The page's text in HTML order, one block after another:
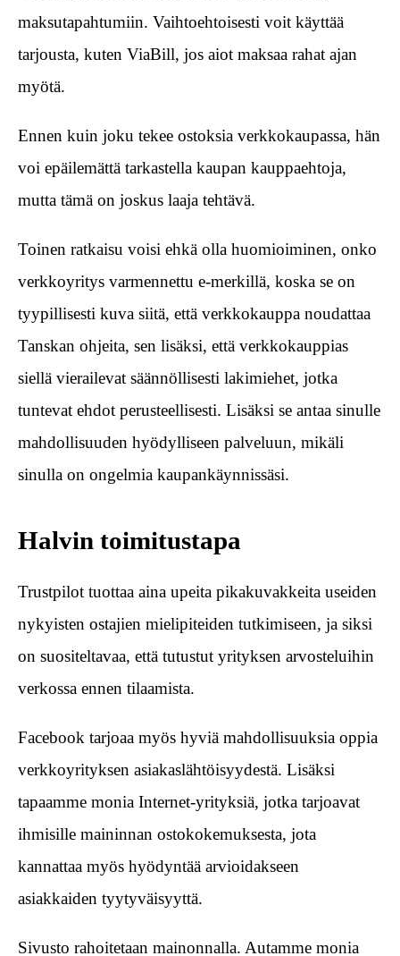
maksutapahtumiin. Vaihtoehtoisesti voit käyttää
tarjousta, kuten ViaBill, jos aiot maksaa rahat ajan
myötä.
Ennen kuin joku tekee ostoksia verkkokaupassa, hän
voi epäilemättä tarkastella kaupan kauppaehtoja,
mutta tämä on joskus laaja tehtävä.
Toinen ratkaisu voisi ehkä olla huomioiminen, onko
verkkoyritys varmennettu e-merkillä, koska se on
tyypillisesti kuva siitä, että verkkokauppa noudattaa
Tanskan ohjeita, sen lisäksi, että verkkokauppias
siellä vierailevat säännöllisesti lakimiehet, jotka
tuntevat ehdot perusteellisesti. Lisäksi se antaa sinulle
mahdollisuuden hyödylliseen palveluun, mikäli
sinulla on ongelmia kaupankäynnissäsi.
Halvin toimitustapa
Trustpilot tuottaa aina upeita pikakuvakkeita useiden
nykyisten ostajien mielipiteiden tutkimiseen, ja siksi
on suositeltavaa, että tutustut yrityksen arvosteluihin
verkossa ennen tilaamista.
Facebook tarjoaa myös hyviä mahdollisuuksia oppia
verkkoyrityksen asiakaslähtöisyydestä. Lisäksi
tapaamme monia Internet-yrityksiä, jotka tarjoavat
ihmisille maininnan ostokokemuksesta, jota
kannattaa myös hyödyntää arvioidakseen
asiakkaiden tyytyväisyyttä.
Sivusto rahoitetaan mainonnalla. Autamme monia